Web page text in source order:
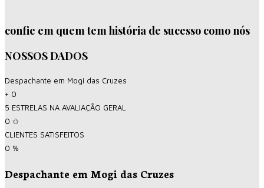
confie em quem tem história de sucesso como nós
NOSSOS DADOS
Despachante em Mogi das Cruzes
+ 0
5 ESTRELAS NA AVALIAÇÃO GERAL
0 ✩
CLIENTES SATISFEITOS
0 %
Despachante em Mogi das Cruzes